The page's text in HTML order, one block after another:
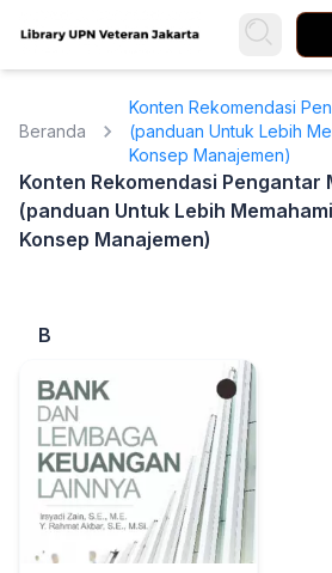
Beranda
Konten Rekomendasi
(panduan Untuk Lebih
Konsep Manajemen)
Konten Rekomendasi Pengantar
(panduan Untuk Lebih
Konsep Manajemen)
B